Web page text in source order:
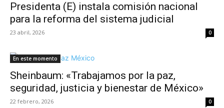
Presidenta (E) instala comisión nacional
para la reforma del sistema judicial
23 abril, 2026 0
En este momento
Sheinbaum: «Trabajamos por la paz,
seguridad, justicia y bienestar de México»
22 febrero, 2026 0